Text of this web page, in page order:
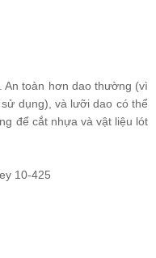
An toàn hơn dao thường (vì
dụng), và lưỡi dao có thể
để cắt nhựa và vật liệu lót
10-425